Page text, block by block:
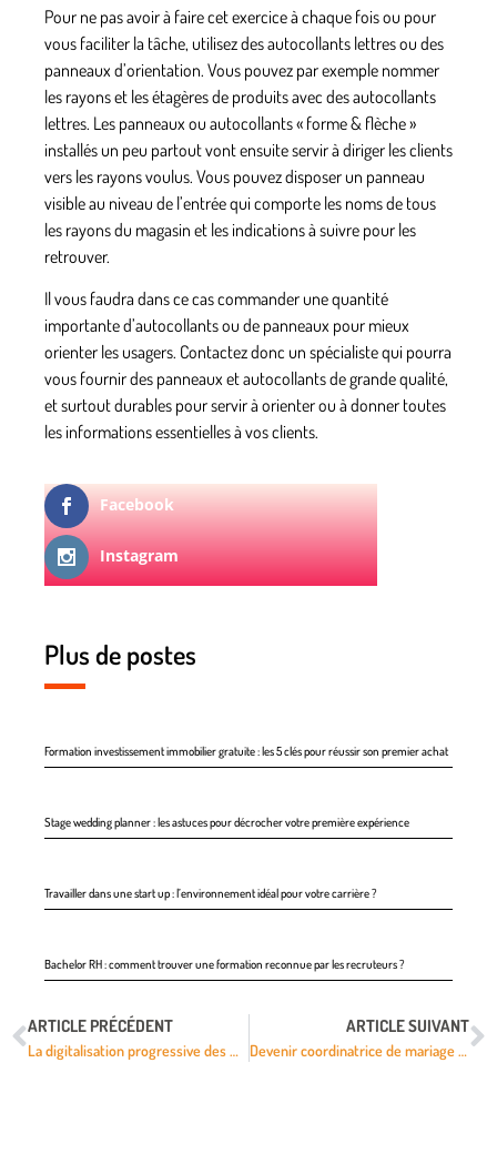
Pour ne pas avoir à faire cet exercice à chaque fois ou pour
vous faciliter la tâche, utilisez des autocollants lettres ou des
panneaux d’orientation. Vous pouvez par exemple nommer
les rayons et les étagères de produits avec des autocollants
lettres. Les panneaux ou autocollants « forme & flèche »
installés un peu partout vont ensuite servir à diriger les clients
vers les rayons voulus. Vous pouvez disposer un panneau
visible au niveau de l’entrée qui comporte les noms de tous
les rayons du magasin et les indications à suivre pour les
retrouver.
Il vous faudra dans ce cas commander une quantité
importante d’autocollants ou de panneaux pour mieux
orienter les usagers. Contactez donc un spécialiste qui pourra
vous fournir des panneaux et autocollants de grande qualité,
et surtout durables pour servir à orienter ou à donner toutes
les informations essentielles à vos clients.
Facebook
Instagram
Plus de postes
Formation investissement immobilier gratuite : les 5 clés pour réussir son premier achat
Stage wedding planner : les astuces pour décrocher votre première expérience
Travailler dans une start up : l’environnement idéal pour votre carrière ?
Bachelor RH : comment trouver une formation reconnue par les recruteurs ?
ARTICLE PRÉCÉDENT
La digitalisation progressive des métiers de techniciens
ARTICLE SUIVANT
Devenir coordinatrice de mariage ou Wedding planner